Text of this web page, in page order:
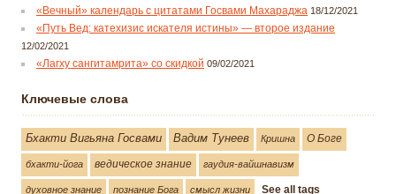
«Вечный» календарь с цитатами Госвами Махараджа 18/12/2021
«Путь Вед: катехизис искателя истины» — второе издание
12/02/2021
«Лагху сангитамрита» со скидкой 09/02/2021
Ключевые слова
Бхакти Вигьяна Госвами Вадим Тунеев Кришна О Боге
бхакти-йога ведическое знание гаудия-вайшнавизм
духовное знание познание Бога смысл жизни See all tags